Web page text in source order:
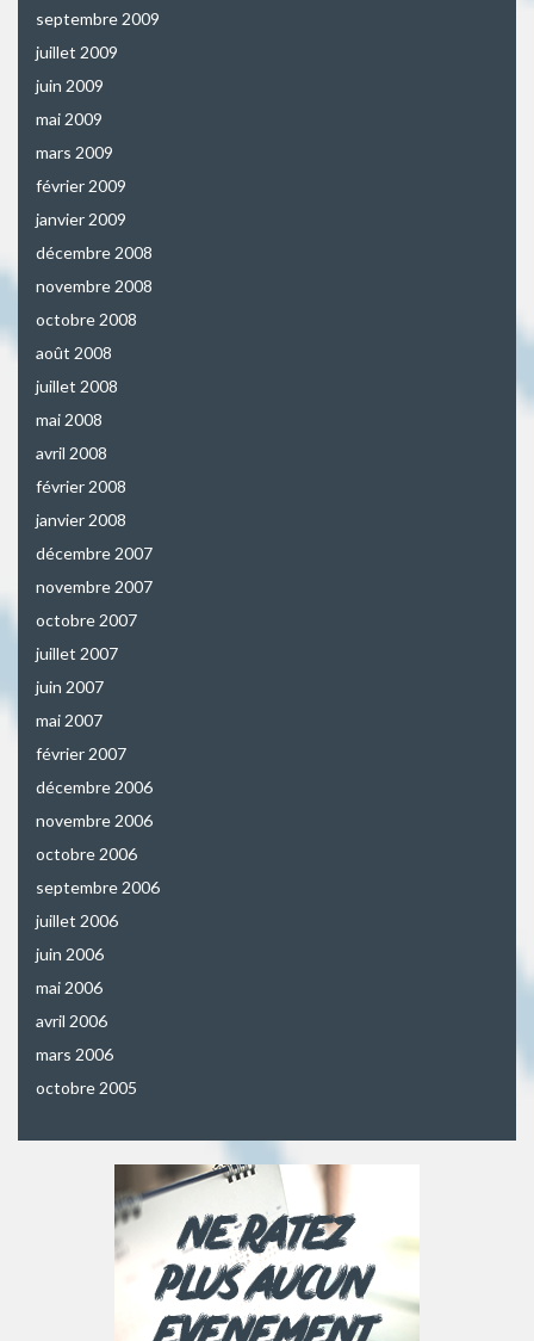
septembre 2009
juillet 2009
juin 2009
mai 2009
mars 2009
février 2009
janvier 2009
décembre 2008
novembre 2008
octobre 2008
août 2008
juillet 2008
mai 2008
avril 2008
février 2008
janvier 2008
décembre 2007
novembre 2007
octobre 2007
juillet 2007
juin 2007
mai 2007
février 2007
décembre 2006
novembre 2006
octobre 2006
septembre 2006
juillet 2006
juin 2006
mai 2006
avril 2006
mars 2006
octobre 2005